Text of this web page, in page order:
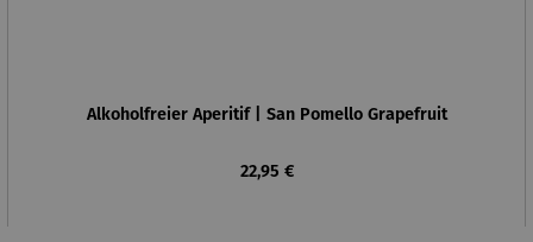
Alkoholfreier Aperitif | San Pomello Grapefruit
Regulärer Preis:
22,95 €